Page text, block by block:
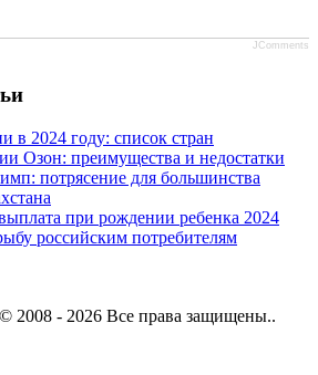
JComments
в 2024 году: список стран
Озон: преимущества и недостатки
потрясение для большинства
при рождении ребенка 2024
российским потребителям
2008 - 2026 Все права защищены..